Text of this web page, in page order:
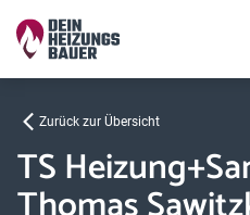
Zurück zur Übersicht
TS